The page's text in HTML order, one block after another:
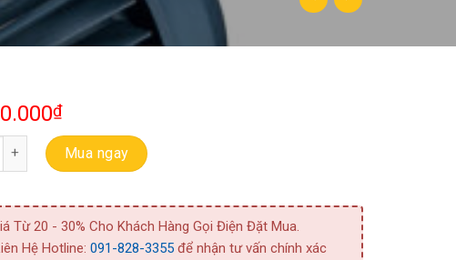
₫
Ly Tâm 1 Tầng Cánh CDXM 200/12 số lượng
Mua ngay
Từ 20 - 30% Cho Khách Hàng Gọi Điện Đặt Mua.
Hệ Hotline: 091-828-3355để nhận tư vấn chính xác